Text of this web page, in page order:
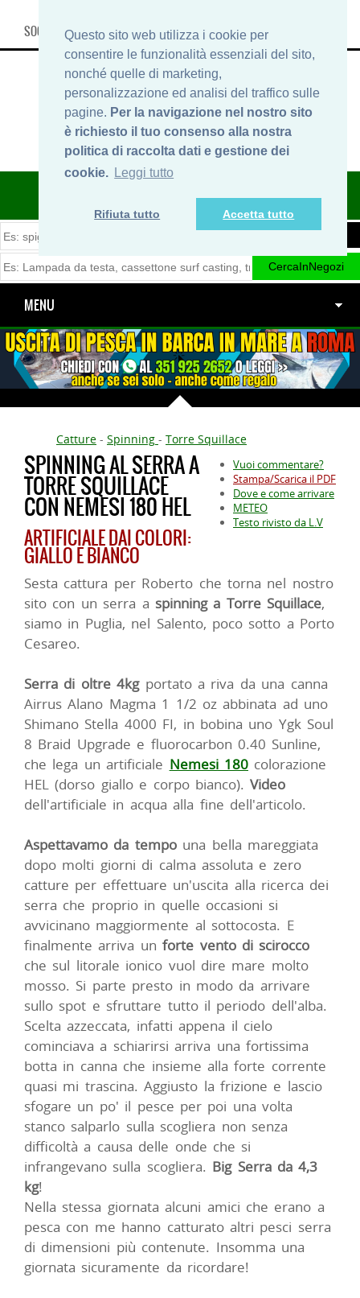
Questo sito web utilizza i cookie per
consentire le funzionalità essenziali del sito,
nonché quelle di marketing,
personalizzazione ed analisi del traffico sulle
pagine. Per la navigazione nel nostro sito
è richiesto il tuo consenso alla nostra
politica di raccolta dati e gestione dei
cookie. Leggi tutto
Rifiuta tutto Accetta tutto
SOCIAL, INFO & SHOP
ITINERARIDIPESCA.IT
MENU
Catture - Spinning - Torre Squillace
Vuoi commentare?
Stampa/Scarica il PDF
Dove e come arrivare
METEO
Testo rivisto da L.V
SPINNING AL SERRA A
TORRE SQUILLACE
CON NEMESI 180 HEL
ARTIFICIALE DAI COLORI:
GIALLO E BIANCO
Sesta cattura per Roberto che torna nel nostro
sito con un serra a spinning a Torre Squillace,
siamo in Puglia, nel Salento, poco sotto a Porto
Cesareo.
Serra di oltre 4kgportato a riva da una canna
Airrus Alano Magma 1 1/2 oz abbinata ad uno
Shimano Stella 4000 FI, in bobina uno Ygk Soul
8 Braid Upgrade e fluorocarbon 0.40 Sunline,
che lega un artificiale Nemesi 180 colorazione
HEL (dorso giallo e corpo bianco).Video
dell'artificiale in acqua alla fine dell'articolo.
Aspettavamo da tempouna bella mareggiata
dopo molti giorni di calma assoluta e zero
catture per effettuare un'uscita alla ricerca dei
serra che proprio in quelle occasioni si
avvicinano maggiormente al sottocosta. E
finalmente arriva unforte vento di scirocco
che sul litorale ionico vuol dire mare molto
mosso. Si parte presto in modo da arrivare
sullo spot e sfruttare tutto il periodo dell'alba.
Scelta azzeccata, infatti appena il cielo
cominciava a schiarirsi arriva una fortissima
botta in canna che insieme alla forte corrente
quasi mi trascina. Aggiusto la frizione e lascio
sfogare un po' il pesce per poi una volta
stanco salparlo sulla scogliera non senza
difficoltà a causa delle onde che si
infrangevano sulla scogliera. Big Serra da 4,3
kg!
Nella stessa giornata alcuni amici che erano a
pesca con me hanno catturato altri pesci serra
di dimensioni più contenute. Insomma una
giornata sicuramente da ricordare!